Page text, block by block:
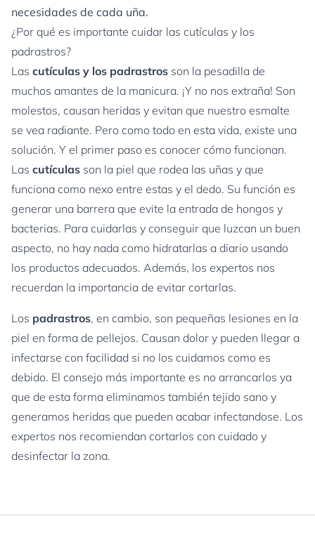
necesidades de cada uña.
¿Por qué es importante cuidar las cutículas y los
padrastros?
Las cutículas y los padrastros son la pesadilla de
muchos amantes de la manicura. ¡Y no nos extraña! Son
molestos, causan heridas y evitan que nuestro esmalte
se vea radiante. Pero como todo en esta vida, existe una
solución. Y el primer paso es conocer cómo funcionan.
Las cutículas son la piel que rodea las uñas y que
funciona como nexo entre estas y el dedo. Su función es
generar una barrera que evite la entrada de hongos y
bacterias. Para cuidarlas y conseguir que luzcan un buen
aspecto, no hay nada como hidratarlas a diario usando
los productos adecuados. Además, los expertos nos
recuerdan la importancia de evitar cortarlas.
Los padrastros, en cambio, son pequeñas lesiones en la
piel en forma de pellejos. Causan dolor y pueden llegar a
infectarse con facilidad si no los cuidamos como es
debido. El consejo más importante es no arrancarlos ya
que de esta forma eliminamos también tejido sano y
generamos heridas que pueden acabar infectandose. Los
expertos nos recomiendan cortarlos con cuidado y
desinfectar la zona.